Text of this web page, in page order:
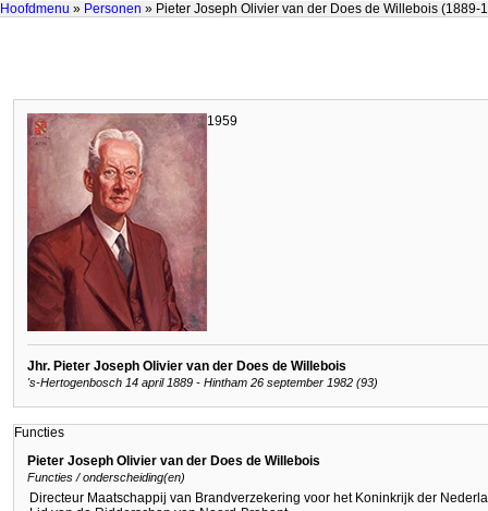
Hoofdmenu » Personen » Pieter Joseph Olivier van der Does de Willebois (1889-
1959
Jhr. Pieter Joseph Olivier van der Does de Willebois
's-Hertogenbosch 14 april 1889 - Hintham 26 september 1982 (93)
Functies
Pieter Joseph Olivier van der Does de Willebois
Functies / onderscheiding(en)
Directeur Maatschappij van Brandverzekering voor het Koninkrijk der